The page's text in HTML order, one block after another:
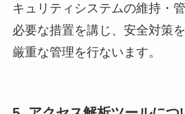
キュリティシステムの維持・
必要な措置を講じ、安全対策
厳重な管理を行ないます。